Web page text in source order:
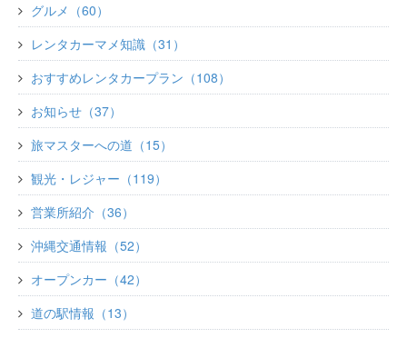
グルメ（60）
レンタカーマメ知識（31）
おすすめレンタカープラン（108）
お知らせ（37）
旅マスターへの道（15）
観光・レジャー（119）
営業所紹介（36）
沖縄交通情報（52）
オープンカー（42）
道の駅情報（13）